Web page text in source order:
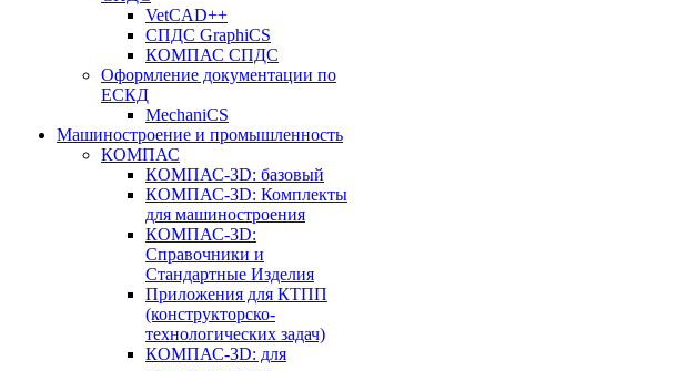
VetCAD++
СПДС GraphiCS
КОМПАС СПДС
Оформление документации по
ЕСКД
MechaniCS
Машиностроение и промышленность
КОМПАС
КОМПАС-3D: базовый
КОМПАС-3D: Комплекты
для машиностроения
КОМПАС-3D:
Справочники и
Стандартные Изделия
Приложения для КТПП
(конструкторско-
технологических задач)
КОМПАС-3D: для